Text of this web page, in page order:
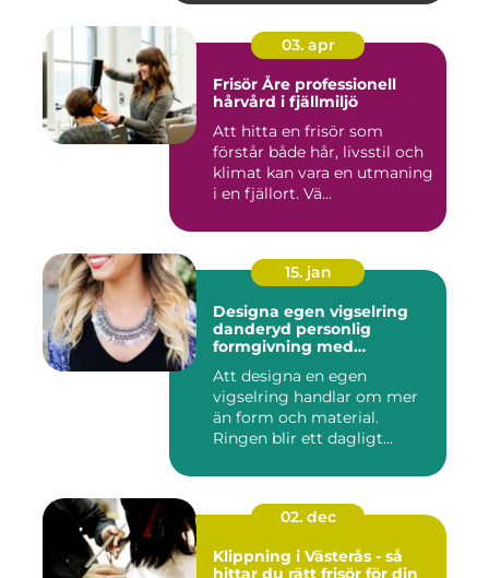
03. apr
Frisör Åre professionell
hårvård i fjällmiljö
Att hitta en frisör som
förstår både hår, livsstil och
klimat kan vara en utmaning
i en fjällort. Vä...
15. jan
Designa egen vigselring
danderyd personlig
formgivning med
Att designa en egen
vigselring handlar om mer
än form och material.
Ringen blir ett dagligt
02. dec
Klippning i Västerås - så
hittar du rätt frisör för din